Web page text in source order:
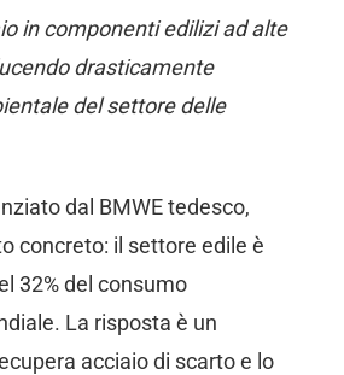
in componenti edilizi ad alte
drasticamente
del settore delle
dal BMWE tedesco,
concreto: il settore edile è
32% del consumo
La risposta è un
acciaio di scarto e lo